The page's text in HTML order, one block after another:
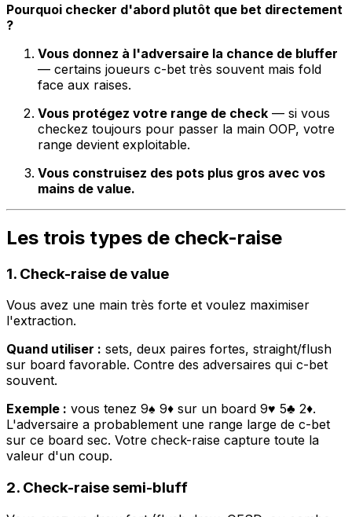
Pourquoi checker d'abord plutôt que bet directement
?
Vous donnez à l'adversaire la chance de bluffer
— certains joueurs c-bet très souvent mais fold
face aux raises.
Vous protégez votre range de check — si vous
checkez toujours pour passer la main OOP, votre
range devient exploitable.
Vous construisez des pots plus gros avec vos
mains de value.
Les trois types de check-raise
1. Check-raise de value
Vous avez une main très forte et voulez maximiser
l'extraction.
Quand utiliser : sets, deux paires fortes, straight/flush
sur board favorable. Contre des adversaires qui c-bet
souvent.
Exemple : vous tenez 9♠ 9♦ sur un board 9♥ 5♣ 2♦.
L'adversaire a probablement une range large de c-bet
sur ce board sec. Votre check-raise capture toute la
valeur d'un coup.
2. Check-raise semi-bluff